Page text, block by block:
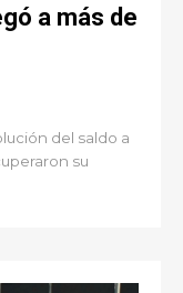
a más de
del saldo a
su